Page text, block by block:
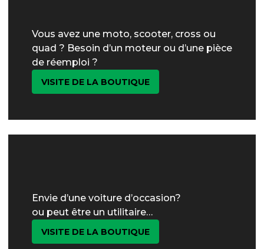
Vous avez une moto, scooter, cross ou
quad ? Besoin d’un moteur ou d’une pièce
de réemploi ?
VISITE DE LA BOUTIQUE
Envie d’une voiture d’occasion?
ou peut être un utilitaire…
VISITE DE LA BOUTIQUE